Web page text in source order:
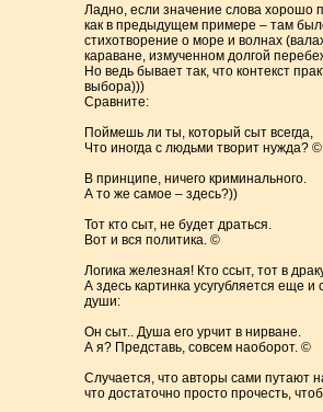
Ладно, если значение слова хорошо
как в предыдущем примере – там
стихотворение о море и волнах
караване, измученном долгой
Но ведь бывает так, что контекст
выбора)))
Сравните:
Поймешь ли ты, который сыт всегда,
Что иногда с людьми творит нужда? ©
В принципе, ничего криминального.
А то же самое – здесь?))
Тот кто сыт, не будет драться.
Вот и вся политика. ©
Логика железная! Кто ссыт, тот в
А здесь картинка усугубляется еще
души:
Он сыт.. Душа его урчит в нирване.
А я? Представь, совсем наоборот. ©
Случается, что авторы сами путают
что достаточно просто прочесть,